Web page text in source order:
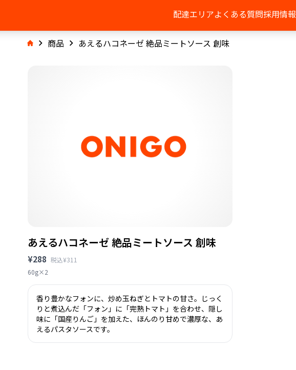
配達エリアよくある質問採用情報
商品 あえるハコネーゼ 絶品ミートソース 創味
あえるハコネーゼ 絶品ミートソース 創味
¥288 税込¥311
60g×2
香り豊かなフォンに、炒め玉ねぎとトマトの甘さ。じっく
りと煮込んだ「フォン」に「完熟トマト」を合わせ、隠し
味に「国産りんご」を加えた、ほんのり甘めで濃厚な、あ
えるパスタソースです。